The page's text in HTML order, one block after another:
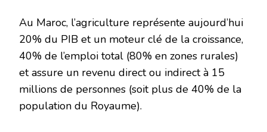
Au Maroc, l’agriculture représente aujourd’hui
20% du PIB et un moteur clé de la croissance,
40% de l’emploi total (80% en zones rurales)
et assure un revenu direct ou indirect à 15
millions de personnes (soit plus de 40% de la
population du Royaume).